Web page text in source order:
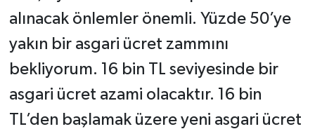
alınacak önlemler önemli. Yüzde 50’ye
yakın bir asgari ücret zammını
bekliyorum. 16 bin TL seviyesinde bir
asgari ücret azami olacaktır. 16 bin
TL’den başlamak üzere yeni asgari ücret